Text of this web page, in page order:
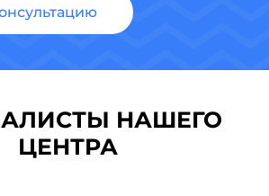
НАШЕГО
ЦЕНТРА